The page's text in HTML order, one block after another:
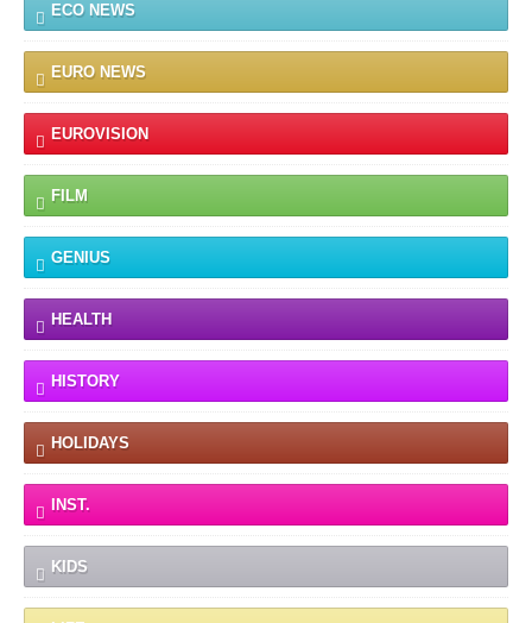
ECO NEWS
EURO NEWS
EUROVISION
FILM
GENIUS
HEALTH
HISTORY
HOLIDAYS
INST.
KIDS